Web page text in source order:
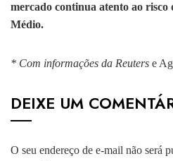
mercado continua atento ao risco
Médio.
* Com informações da Reuters e
DEIXE UM
O seu endereço de e-mail não será